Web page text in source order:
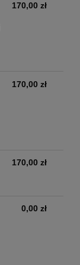
170,00 zł
170,00 zł
170,00 zł
0,00 zł